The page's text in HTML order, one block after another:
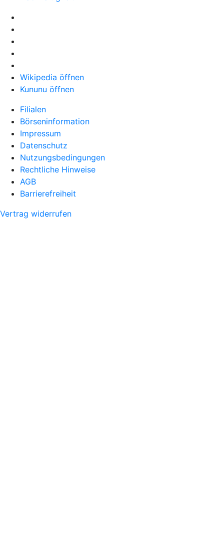
Wikipedia öffnen
Kununu öffnen
Filialen
Börseninformation
Impressum
Datenschutz
Nutzungsbedingungen
Rechtliche Hinweise
AGB
Barrierefreiheit
Vertrag widerrufen